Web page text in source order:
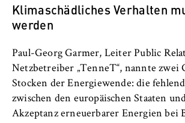
Klimaschädliches Verhalten
werden
Paul-Georg Garmer, Leiter Public Relations beim
Netzbetreiber „TenneT“, nannte zwei
Stocken der Energiewende: die
zwischen den europäischen Staaten
Akzeptanz erneuerbarer Energien bei